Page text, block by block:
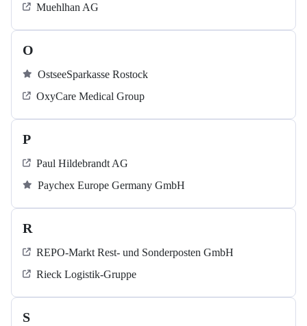
Muehlhan AG
O
OstseeSparkasse Rostock
OxyCare Medical Group
P
Paul Hildebrandt AG
Paychex Europe Germany GmbH
R
REPO-Markt Rest- und Sonderposten GmbH
Rieck Logistik-Gruppe
S